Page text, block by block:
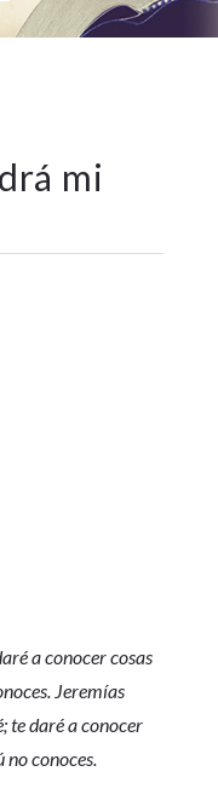
mi
a conocer cosas
Jeremías
te daré a conocer
no conoces.